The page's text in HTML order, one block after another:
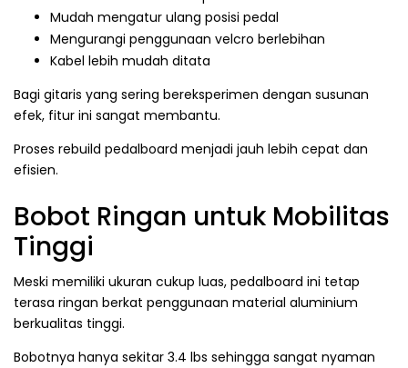
Mudah mengatur ulang posisi pedal
Mengurangi penggunaan velcro berlebihan
Kabel lebih mudah ditata
Bagi gitaris yang sering bereksperimen dengan susunan
efek, fitur ini sangat membantu.
Proses rebuild pedalboard menjadi jauh lebih cepat dan
efisien.
Bobot Ringan untuk Mobilitas
Tinggi
Meski memiliki ukuran cukup luas, pedalboard ini tetap
terasa ringan berkat penggunaan material aluminium
berkualitas tinggi.
Bobotnya hanya sekitar 3.4 lbs sehingga sangat nyaman